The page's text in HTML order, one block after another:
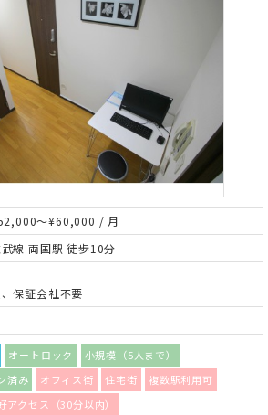
～¥60,000 / 月
線 両国駅 徒歩10分
保証会社不要
オートロック
小規模（5人まで）
済み
オフィス街 住宅街
複数駅利用可
アクセス（30分以内）